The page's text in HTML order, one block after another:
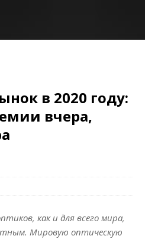
в 2020 году:
вчера,
как и для всего мира,
Мировую оптическую